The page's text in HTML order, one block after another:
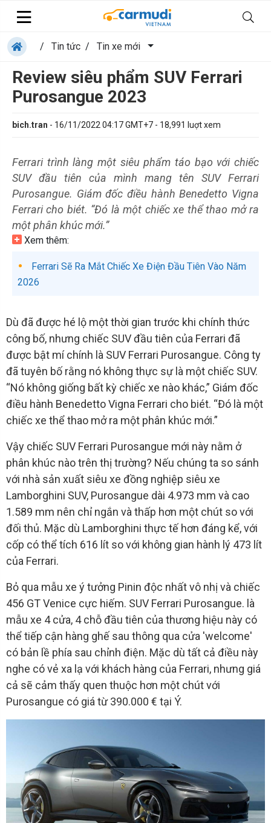
/ Tin tức / Tin xe mới
Review siêu phẩm SUV Ferrari
Purosangue 2023
bich.tran - 16/11/2022 04:17 GMT+7 - 18,991 luợt xem
Ferrari trình làng một siêu phẩm táo bạo với chiếc
SUV đầu tiên của mình mang tên SUV Ferrari
Purosangue. Giám đốc điều hành Benedetto Vigna
Ferrari cho biét. “Đó là một chiếc xe thể thao mở ra
một phân khúc mới.”
Xem thêm:
Ferrari Sẽ Ra Mắt Chiếc Xe Điện Đầu Tiên Vào Năm
2026
Dù đã được hé lộ một thời gian trước khi chính thức
công bố, nhưng chiếc SUV đầu tiên của Ferrari đã
được bật mí chính là SUV Ferrari Purosangue. Công ty
đã tuyên bố rằng nó không thực sự là một chiếc SUV.
“Nó không giống bất kỳ chiếc xe nào khác,” Giám đốc
điều hành Benedetto Vigna Ferrari cho biét. “Đó là một
chiếc xe thể thao mở ra một phân khúc mới.”
Vậy chiếc SUV Ferrari Purosangue mới này nằm ở
phân khúc nào trên thị trường? Nếu chúng ta so sánh
với nhà sản xuất siêu xe đồng nghiệp siêu xe
Lamborghini SUV, Purosangue dài 4.973 mm và cao
1.589 mm nên chỉ ngắn và thấp hơn một chút so với
đối thủ. Mặc dù Lamborghini thực tế hơn đáng kể, với
cốp có thể tích 616 lít so với không gian hành lý 473 lít
của Ferrari.
Bỏ qua mẫu xe ý tưởng Pinin độc nhất vô nhị và chiếc
456 GT Venice cực hiếm. SUV Ferrari Purosangue. là
mẫu xe 4 cửa, 4 chỗ đầu tiên của thương hiệu này có
thể tiếp cận hàng ghế sau thông qua cửa 'welcome'
có bản lề phía sau chỉnh điện. Mặc dù tất cả điều này
nghe có vẻ xa lạ với khách hàng của Ferrari, nhưng giá
cả sẽ cảm thấy quen thuộc hơn một chút với
Purosangue có giá từ 390.000 € tại Ý.